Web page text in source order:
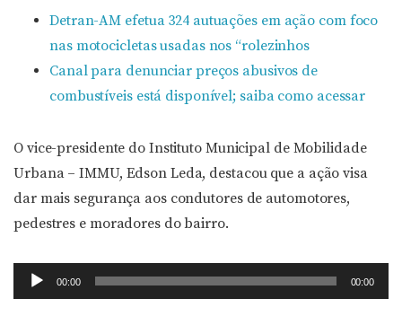
Detran-AM efetua 324 autuações em ação com foco
nas motocicletas usadas nos “rolezinhos
Canal para denunciar preços abusivos de
combustíveis está disponível; saiba como acessar
O vice-presidente do Instituto Municipal de Mobilidade
Urbana – IMMU, Edson Leda, destacou que a ação visa
dar mais segurança aos condutores de automotores,
pedestres e moradores do bairro.
Tocador
de
00:00 00:00